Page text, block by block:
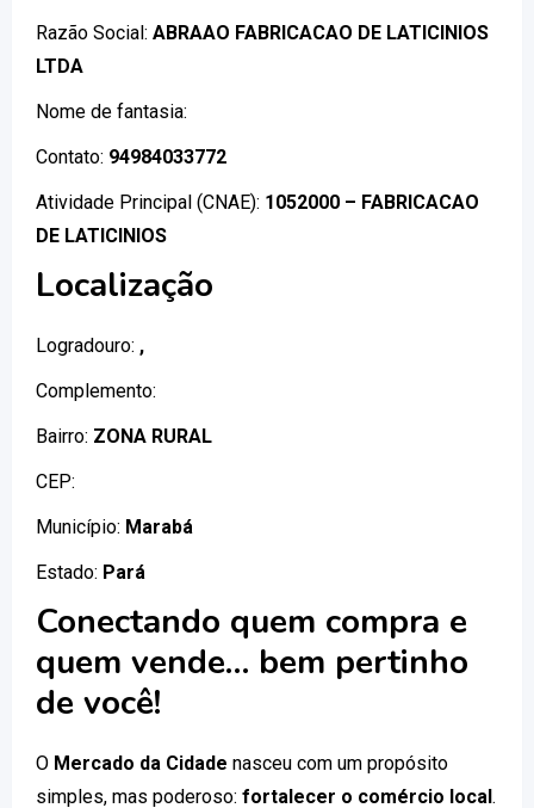
Razão Social: ABRAAO FABRICACAO DE LATICINIOS
LTDA
Nome de fantasia:
Contato: 94984033772
Atividade Principal (CNAE): 1052000 – FABRICACAO
DE LATICINIOS
Localização
Logradouro: ,
Complemento:
Bairro: ZONA RURAL
CEP:
Município: Marabá
Estado: Pará
Conectando quem compra e
quem vende… bem pertinho
de você!
O Mercado da Cidade nasceu com um propósito
simples, mas poderoso: fortalecer o comércio local.